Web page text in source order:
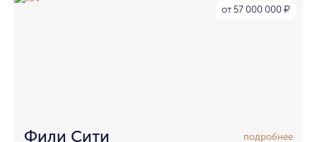
от 57 000 000 ₽
Фили Сити подробнее